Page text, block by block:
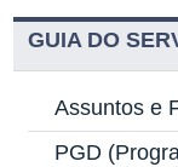
GUIA DO
Assuntos e
PGD